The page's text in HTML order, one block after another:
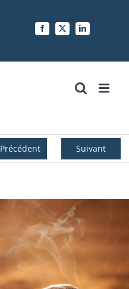
Facebook
X LinkedIn
Précédent Suivant